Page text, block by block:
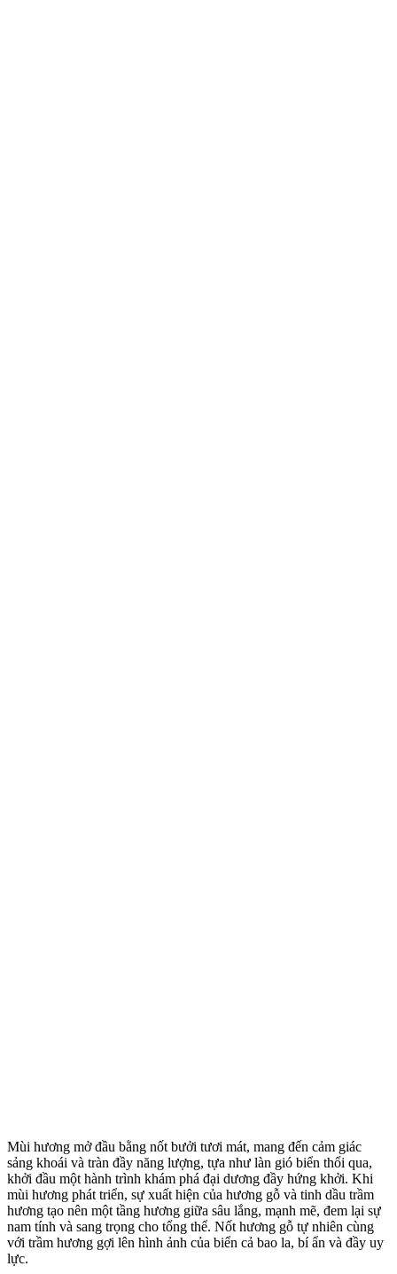
Mùi hương mở đầu bằng nốt bưởi tươi mát, mang đến cảm giác
sảng khoái và tràn đầy năng lượng, tựa như làn gió biển thổi qua,
khởi đầu một hành trình khám phá đại dương đầy hứng khởi. Khi
mùi hương phát triển, sự xuất hiện của hương gỗ và tinh dầu trầm
hương tạo nên một tầng hương giữa sâu lắng, mạnh mẽ, đem lại sự
nam tính và sang trọng cho tổng thể. Nốt hương gỗ tự nhiên cùng
với trầm hương gợi lên hình ảnh của biển cả bao la, bí ẩn và đầy uy
lực.